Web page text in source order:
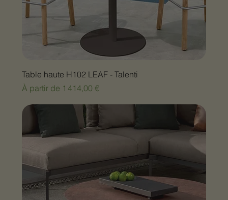
Table haute H102 LEAF - Talenti
À partir de 1 414,00 €
Prix promotionnel